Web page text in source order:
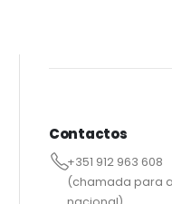
Contactos
+351 912 963 608
(chamada para